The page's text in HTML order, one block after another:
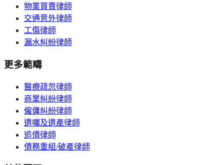
物業買賣律師
交通意外律師
工傷律師
漏水糾紛律師
更多範疇
醫療疏忽律師
商業糾紛律師
僱傭糾紛律師
遺囑及遺產律師
追債律師
債務重組/破產律師